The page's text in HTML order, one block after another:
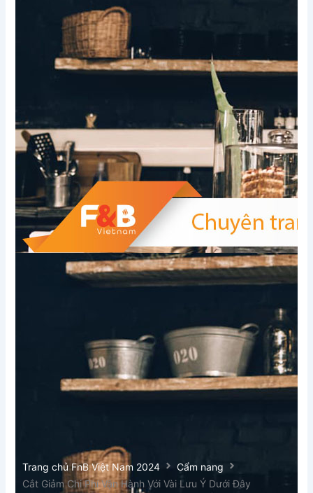
Trang chủ FnB Việt Nam 2024
Cẩm nang
Cắt Giảm Chi Phí Vận Hành Với Vài Lưu Ý Dưới Đây